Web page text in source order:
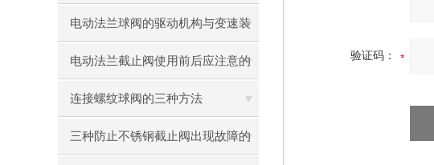
设计到应用
电动法兰球阀的驱动机构与变速装
置
电动法兰截止阀使用前后应注意的
事
连接螺纹球阀的三种方法
三种防止不锈钢截止阀出现故障的
验证码：